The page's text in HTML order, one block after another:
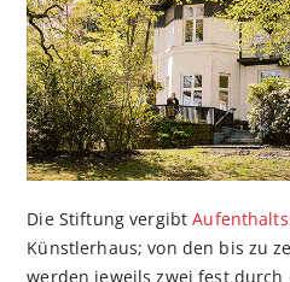
Die Stiftung vergibt
Künstlerhaus; von den bis zu
werden jeweils zwei fest durch